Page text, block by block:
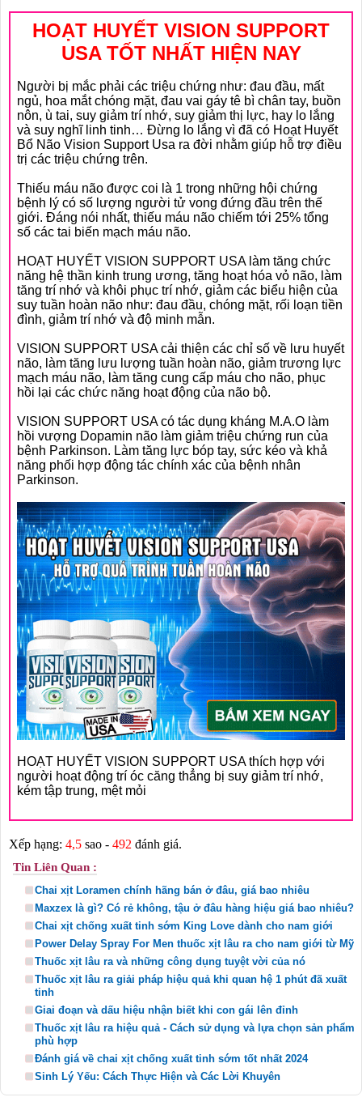
HOẠT HUYẾT VISION SUPPORT
USA TỐT NHẤT HIỆN NAY
Người bị mắc phải các triệu chứng như: đau đầu, mất
ngủ, hoa mắt chóng mặt, đau vai gáy tê bì chân tay, buồn
nôn, ù tai, suy giảm trí nhớ, suy giảm thị lực, hay lo lắng
và suy nghĩ linh tinh… Đừng lo lắng vì đã có Hoạt Huyết
Bổ Não Vision Support Usa ra đời nhằm giúp hỗ trợ điều
trị các triệu chứng trên.
Thiếu máu não được coi là 1 trong những hội chứng
bệnh lý có số lượng người tử vong đứng đầu trên thế
giới. Đáng nói nhất, thiếu máu não chiếm tới 25% tổng
số các tai biến mạch máu não.
HOẠT HUYẾT VISION SUPPORT USA làm tăng chức
năng hệ thần kinh trung ương, tăng hoạt hóa vỏ não, làm
tăng trí nhớ và khôi phục trí nhớ, giảm các biểu hiện của
suy tuần hoàn não như: đau đầu, chóng mặt, rối loạn tiền
đình, giảm trí nhớ và độ minh mẫn.
VISION SUPPORT USA cải thiện các chỉ số về lưu huyết
não, làm tăng lưu lượng tuần hoàn não, giảm trương lực
mạch máu não, làm tăng cung cấp máu cho não, phục
hồi lại các chức năng hoạt động của não bộ.
VISION SUPPORT USA có tác dụng kháng M.A.O làm
hồi vượng Dopamin não làm giảm triệu chứng run của
bệnh Parkinson. Làm tăng lực bóp tay, sức kéo và khả
năng phối hợp động tác chính xác của bệnh nhân
Parkinson.
HOẠT HUYẾT VISION SUPPORT USA thích hợp với
người hoạt động trí óc căng thẳng bị suy giảm trí nhớ,
kém tập trung, mệt mỏi
Xếp hạng: 4,5 sao - 492 đánh giá.
Tin Liên Quan :
Chai xịt Loramen chính hãng bán ở đâu, giá bao nhiêu
Maxzex là gì? Có rẻ không, tậu ở đâu hàng hiệu giá bao nhiêu?
Chai xịt chống xuất tinh sớm King Love dành cho nam giới
Power Delay Spray For Men thuốc xịt lâu ra cho nam giới từ Mỹ
Thuốc xịt lâu ra và những công dụng tuyệt vời của nó
Thuốc xịt lâu ra giải pháp hiệu quả khi quan hệ 1 phút đã xuất
tinh
Giai đoạn và dấu hiệu nhận biết khi con gái lên đỉnh
Thuốc xịt lâu ra hiệu quả - Cách sử dụng và lựa chọn sản phẩm
phù hợp
Đánh giá về chai xịt chống xuất tinh sớm tốt nhất 2024
Sinh Lý Yếu: Cách Thực Hiện và Các Lời Khuyên
❅